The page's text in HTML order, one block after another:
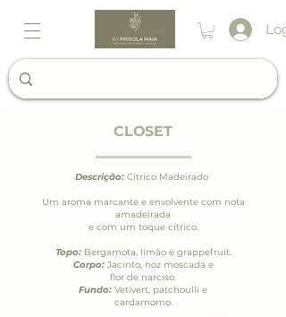
CLOSET
Descrição: Cítrico Madeirado
Um aroma marcante e envolvente com nota
amadeirada
e com um toque cítrico.
Topo:Bergamota, limão e grappefruit.
Corpo: Jacinto, noz moscada e
flor de narciso.
Fundo: Vetivert, patchoulli e
cardamomo.